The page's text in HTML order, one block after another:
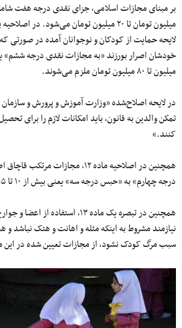
میلیون تومان تا ۲۰ میلیون تومان می‌شود.
لایحه حمایت از کودکان و نوجوانان آمده در صورتی که
میلیون تا ۸۰ میلیون تومان ملزم می‌شوند.
در لایحه اصلاح‌شده «وزارت آموزش و پرورش و
تمکن والدین به قانون، باید امکانات لازم را برای
کنند.»
همچنین در اصلاحیه ماده ۱۲، مجازات
درجه چهارم» به «حبس درجه سه» یعنی بیش از ۱۰ تا ۱۵ سال تغییر یافته است.
همچنین در تبصره یک ماده ۱۳،
نیازمند مشروط به اینکه مثله و اهانت و هتک نباشد
سبب مرگ کودک نشود، از مجازات تعیین شده در